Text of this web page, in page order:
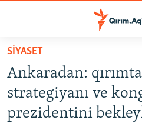
Esas
qaytmaq
Baş
navigatsiyağa
qaytmaq
HABERLER
İQTİSADİYAT
SİYASET
Ankaradan:
strategiyanı ve
prezidentini